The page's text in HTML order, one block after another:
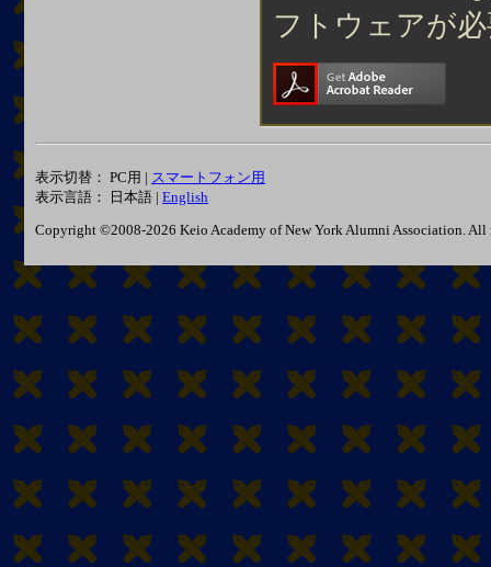
フトウェアが
表示切替： PC用 | スマートフォン用
表示言語： 日本語 |English
Copyright ©2008-2026 Keio Academy of New York Alumni Association. All